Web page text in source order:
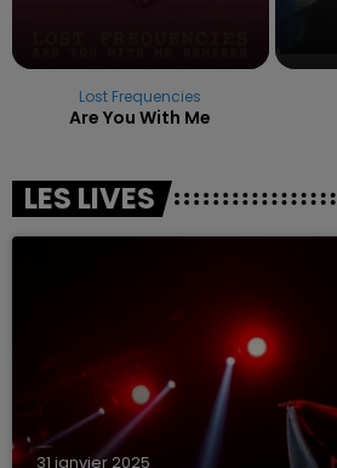
Lost Frequencies
Are You With Me
LES LIVES
31 janvier 2025